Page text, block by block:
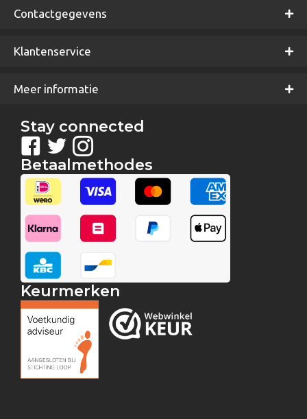
Contactgegevens
Klantenservice
Meer informatie
Stay connected
Betaalmethodes
Keurmerken